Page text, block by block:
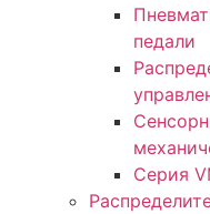
педали
Серия